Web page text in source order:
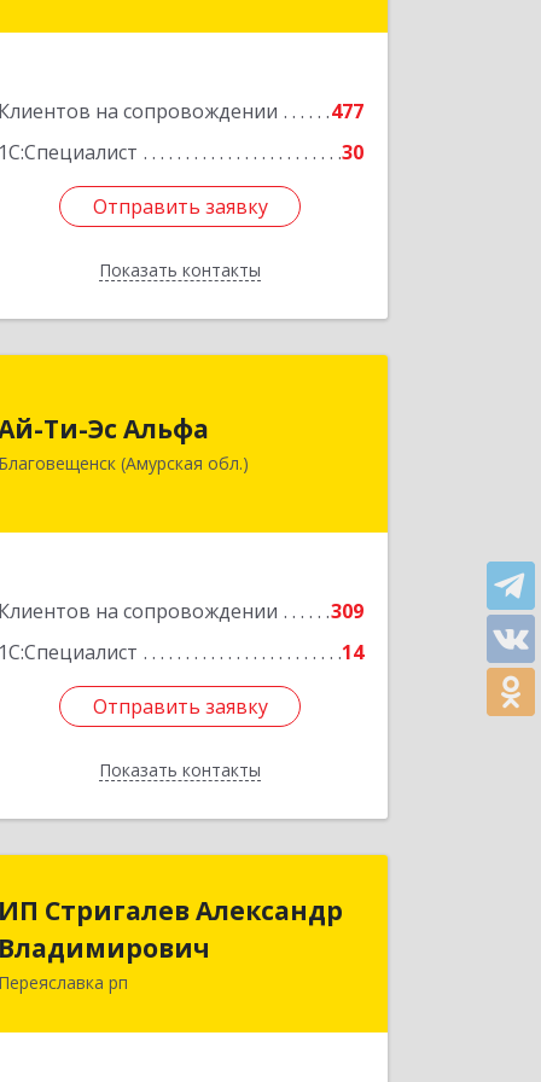
Клиентов на сопровождении
477
1С:Специалист
30
Отправить заявку
Показать контакты
Отправить заявку
Назад
Ти-Эс Альфа
Благовещенск (Амурская обл.)
Клиентов на сопровождении
309
1С:Специалист
14
Отправить заявку
Показать контакты
675000, Амурская обл, Благовещенск
г, Зейская ул, дом № 134, оф.515
Подробнее
Отправить заявку
Назад
ИП Стригалев Александр
Владимирович
Переяславка рп
Владимирович
682910, Хабаровский край, Имени